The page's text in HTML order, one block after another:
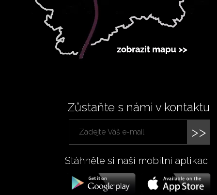
Zůstaňte s námi v kontaktu
>>
Stáhněte si naší mobilní aplikaci